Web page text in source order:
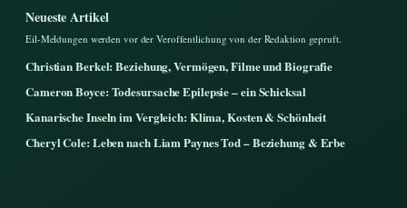
Neueste Artikel
Eil-Meldungen werden vor der Veroffentlichung von der Redaktion gepruft.
Christian Berkel: Beziehung, Vermögen, Filme und Biografie
Cameron Boyce: Todesursache Epilepsie – ein Schicksal
Kanarische Inseln im Vergleich: Klima, Kosten & Schönheit
Cheryl Cole: Leben nach Liam Paynes Tod – Beziehung & Erbe